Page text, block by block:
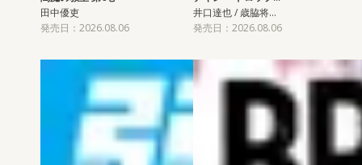
田中優吏
発売日：2026.08.06
井口達也 / 歳脇将…
発売日：2026.08.06